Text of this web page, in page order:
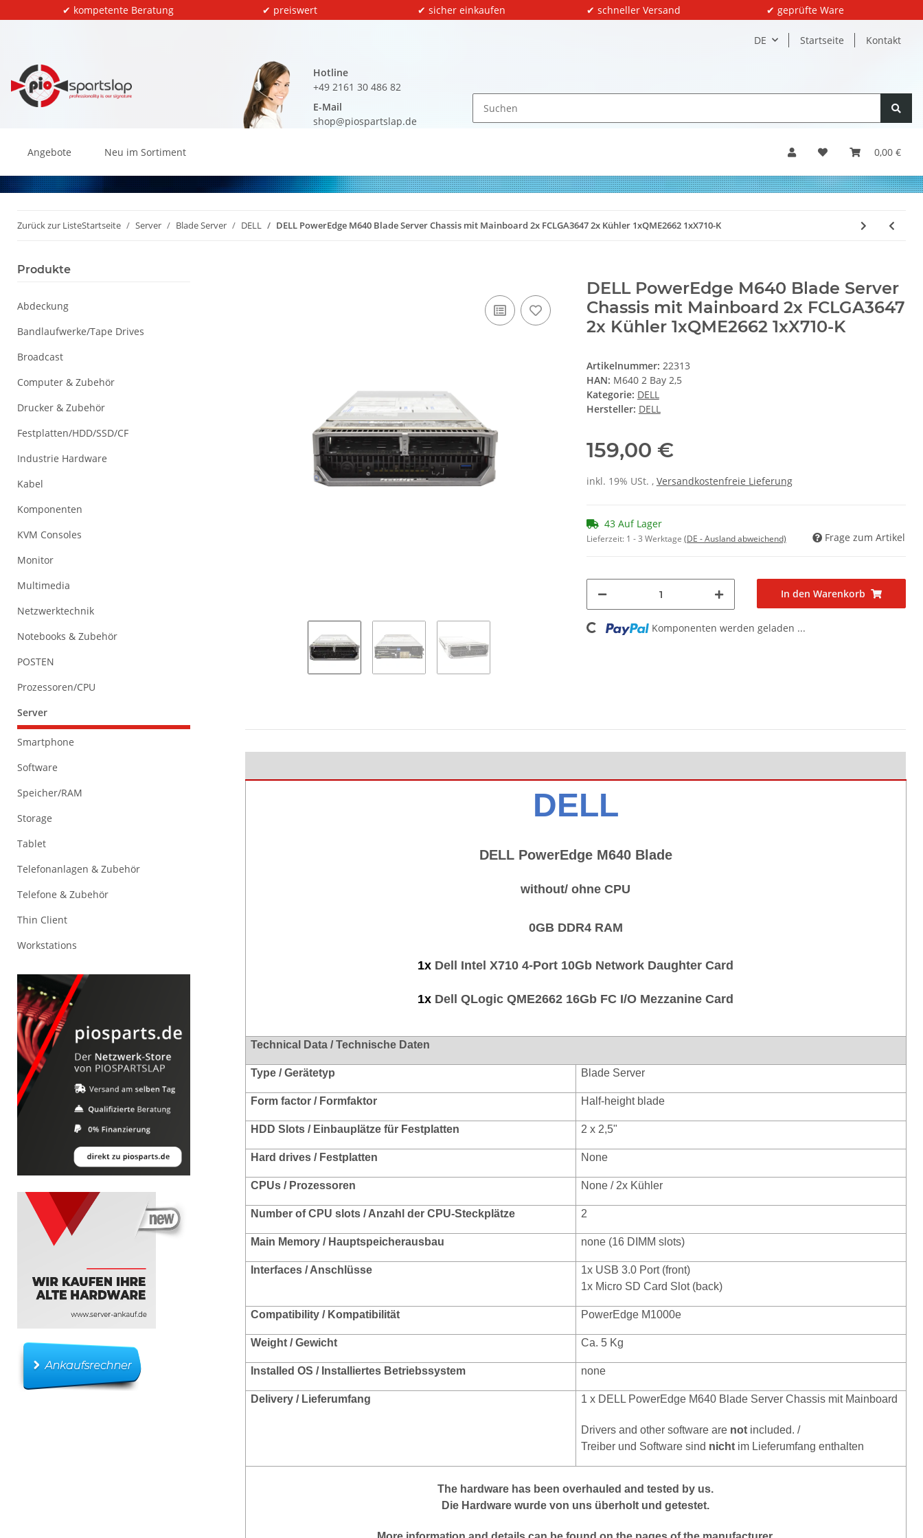
✔ kompetente Beratung ✔ preiswert ✔ sicher einkaufen ✔ schneller Versand ✔ geprüfte Ware
DE Startseite Kontakt
Hotline
+49 2161 30 486 82
E-Mail
shop@piospartslap.de
0,00 €
Angebote Neu im Sortiment
Zurück zur ListeStartseite Server Blade Server DELL DELL PowerEdge M640 Blade Server Chassis mit Mainboard 2x FCLGA3647 2x Kühler 1xQME2662 1xX710-K
DELL PowerEdge M640 Blade Server
Chassis mit Mainboard 2x FCLGA3647
2x Kühler 1xQME2662 1xX710-K
Artikelnummer: 22313
HAN: M640 2 Bay 2,5
Kategorie: DELL
Hersteller: DELL
159,00 €
inkl. 19% USt. , Versandkostenfreie Lieferung
43 Auf Lager
Lieferzeit: 1 - 3 Werktage (DE - Ausland abweichend) Frage zum Artikel
In den Warenkorb
Loading... Komponenten werden geladen ...
DELL
DELL PowerEdge M640 Blade
without/ ohne CPU
0GB DDR4 RAM
1x Dell Intel X710 4-Port 10Gb Network Daughter Card
1x Dell QLogic QME2662 16Gb FC I/O Mezzanine Card
Technical Data / Technische Daten
Type / Gerätetyp Blade Server
Form factor / Formfaktor Half-height blade
HDD Slots / Einbauplätze für Festplatten 2 x 2,5"
Hard drives / Festplatten None
CPUs / Prozessoren None / 2x Kühler
Number of CPU slots / Anzahl der CPU-Steckplätze 2
Main Memory / Hauptspeicherausbau none (16 DIMM slots)
Interfaces / Anschlüsse
1x USB 3.0 Port (front)
1x Micro SD Card Slot (back)
Compatibility / Kompatibilität PowerEdge M1000e
Weight / Gewicht Ca. 5 Kg
Installed OS / Installiertes Betriebssystem none
Delivery / Lieferumfang 1 x DELL PowerEdge M640 Blade Server Chassis mit Mainboard
Drivers and other software are notincluded. /
Treiber und Software sind nichtim Lieferumfang enthalten
The hardware has been overhauled and tested by us.
Die Hardware wurde von uns überholt und getestet.
Produkte
Abdeckung
Bandlaufwerke/Tape Drives
Broadcast
Computer & Zubehör
Drucker & Zubehör
Festplatten/HDD/SSD/CF
Industrie Hardware
Kabel
Komponenten
KVM Consoles
Monitor
Multimedia
Netzwerktechnik
Notebooks & Zubehör
POSTEN
Prozessoren/CPU
Server
Smartphone
Software
Speicher/RAM
Storage
Tablet
Telefonanlagen & Zubehör
Telefone & Zubehör
Thin Client
Workstations